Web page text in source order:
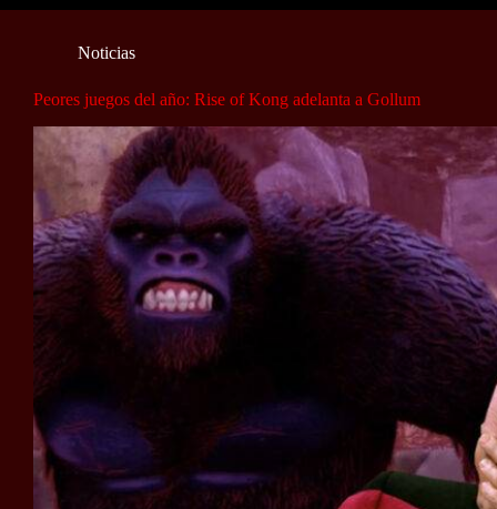
Noticias
Peores juegos del año: Rise of Kong adelanta a Gollum